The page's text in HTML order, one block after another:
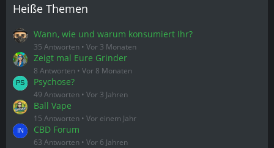
Heiße Themen
Wann, wie und warum konsumiert Ihr?
35 Antworten Vor 3 Monaten
Zeigt mal Eure Grinder
8 Antworten Vor 8 Monaten
Psychose?
49 Antworten Vor 3 Jahren
Ball Vape
15 Antworten Vor einem Jahr
CBD Forum
63 Antworten Vor 6 Jahren